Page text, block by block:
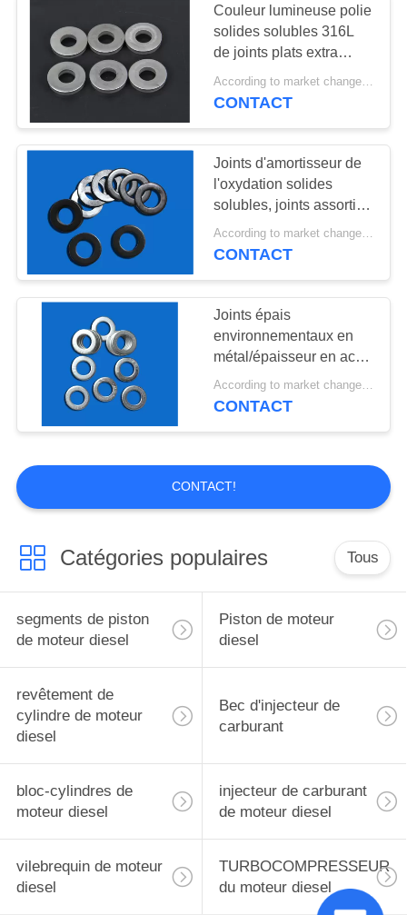
Couleur lumineuse polie
solides solubles 316L
de joints plats extra
épais d'acier inoxydable
According to market changes MOQ:20000pcs
CONTACT
Joints d'amortisseur de
l'oxydation solides
solubles, joints assortis
en métal nickelés
According to market changes MOQ:20000pcs
CONTACT
Joints épais
environnementaux en
métal/épaisseur en acier
des joints 0.005-3.00mm
d'entretoise
According to market changes MOQ:20000pcs
CONTACT
CONTACT!
Catégories populaires Tous
segments de piston
de moteur diesel
Piston de moteur
diesel
revêtement de
cylindre de moteur
diesel
Bec d'injecteur de
carburant
bloc-cylindres de
moteur diesel
injecteur de carburant
de moteur diesel
vilebrequin de moteur
diesel
TURBOCOMPRESSEUR
du moteur diesel